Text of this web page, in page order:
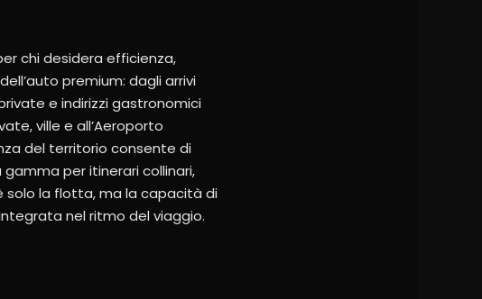
chi desidera efficienza,
premium: dagli arrivi
e indirizzi gastronomici
ville e all’Aeroporto
del territorio consente di
per itinerari collinari,
solo la flotta, ma la capacità di
nel ritmo del viaggio.